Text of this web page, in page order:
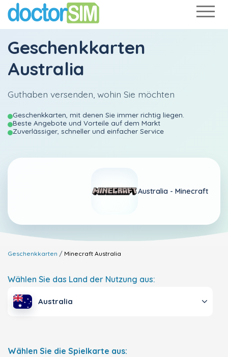
Geschenkkarten
Australia
Guthaben versenden, wohin Sie möchten
Geschenkkarten, mit denen Sie immer richtig liegen.
Beste Angebote und Vorteile auf dem Markt
Zuverlässiger, schneller und einfacher Service
Australia - Minecraft
Geschenkkarten MinecraftAustralia
Wählen Sie das Land der Nutzung aus:
Australia
Wählen Sie die Spielkarte aus: